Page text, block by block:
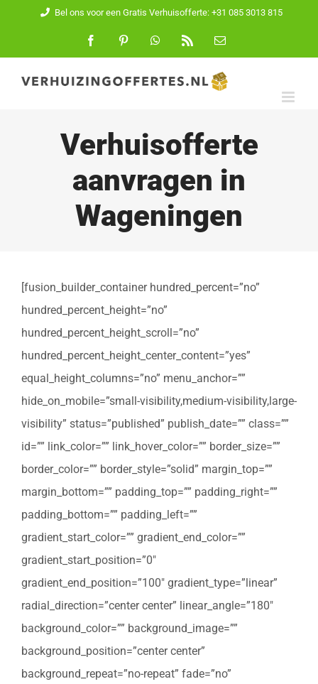
inhoud
Bel ons voor een Gratis Verhuisofferte: +31 085 3013 815
FacebookPinterest WhatsApp
E-
Verhuisofferte
aanvragen in
Wageningen
[fusion_builder_container hundred_percent=”no”
hundred_percent_height=”no”
hundred_percent_height_scroll=”no”
hundred_percent_height_center_content=”yes”
equal_height_columns=”no” menu_anchor=””
hide_on_mobile=”small-visibility,medium-visibility,large-
visibility” status=”published” publish_date=”” class=””
id=”” link_color=”” link_hover_color=”” border_size=””
border_color=”” border_style=”solid” margin_top=””
margin_bottom=”” padding_top=”” padding_right=””
padding_bottom=”” padding_left=””
gradient_start_color=”” gradient_end_color=””
gradient_start_position=”0″
gradient_end_position=”100″ gradient_type=”linear”
radial_direction=”center center” linear_angle=”180″
background_color=”” background_image=””
background_position=”center center”
background_repeat=”no-repeat” fade=”no”